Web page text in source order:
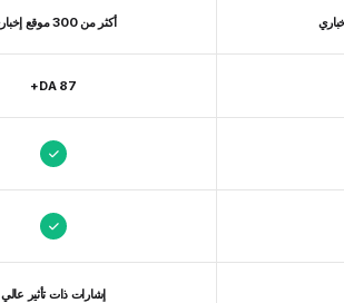
أكثر من 300 موقع إخباري
DA 87+
إشارات ذات تأثير عالي